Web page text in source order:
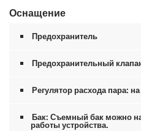
Оснащение
Предохранитель
Предохранительный
Регулятор расхода пара:
Бак: Съемный бак можно
работы устройства.